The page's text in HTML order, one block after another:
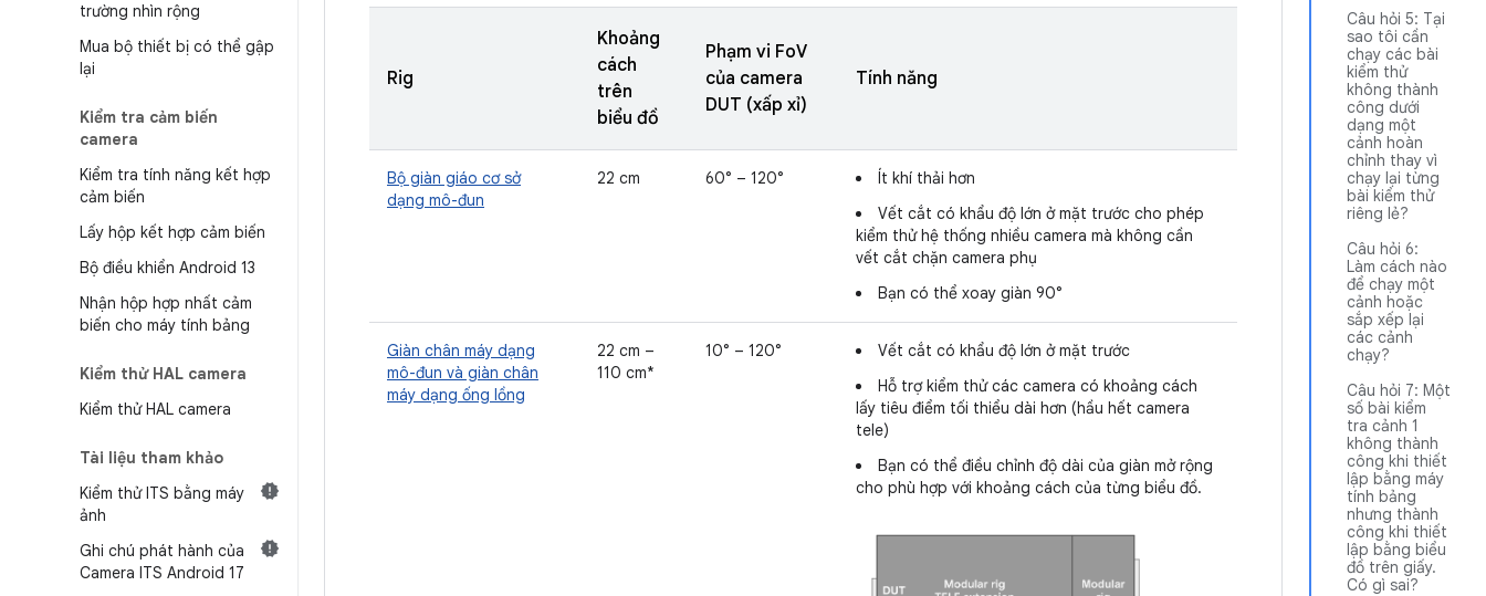
trường nhìn rộng
Mua bộ thiết bị có thể gập
lại
Kiểm tra cảm biến
camera
Kiểm tra tính năng kết hợp
cảm biến
Lấy hộp kết hợp cảm biến
Bộ điều khiển Android 13
Nhận hộp hợp nhất cảm
biến cho máy tính bảng
Kiểm thử HAL camera
Kiểm thử HAL camera
Tài liệu tham khảo
Kiểm thử ITS bằng máy
ảnh
Ghi chú phát hành của
Camera ITS Android 17
Câu hỏi 5: Tại
sao tôi cần
chạy các bài
kiểm thử
không thành
công dưới
dạng một
cảnh hoàn
chỉnh thay vì
chạy lại từng
bài kiểm thử
riêng lẻ?
Câu hỏi 6:
Làm cách nào
để chạy một
cảnh hoặc
sắp xếp lại
các cảnh
chạy?
Câu hỏi 7: Một
số bài kiểm
tra cảnh 1
không thành
công khi thiết
lập bằng máy
tính bảng
nhưng thành
công khi thiết
lập bằng biểu
đồ trên giấy.
Có gì sai?
Rig
Khoảng
cách
trên
biểu đồ
Phạm vi FoV
của camera
DUT (xấp xỉ)
Tính năng
Bộ giàn giáo cơ sở
dạng mô-đun
22 cm 60° – 120°
Ít khí thải hơn
Vết cắt có khẩu độ lớn ở mặt trước cho phép
kiểm thử hệ thống nhiều camera mà không cần
vết cắt chặn camera phụ
Bạn có thể xoay giàn 90°
Giàn chân máy dạng
mô-đun và giàn chân
máy dạng ống lồng
22 cm –
110 cm*
10° – 120°
Vết cắt có khẩu độ lớn ở mặt trước
Hỗ trợ kiểm thử các camera có khoảng cách
lấy tiêu điểm tối thiểu dài hơn (hầu hết camera
tele)
Bạn có thể điều chỉnh độ dài của giàn mở rộng
cho phù hợp với khoảng cách của từng biểu đồ.